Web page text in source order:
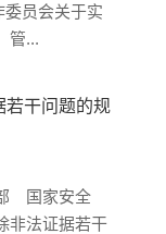
员会关于实
管...
若干问题的规
国家安全
非法证据若干